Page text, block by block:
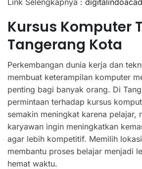
Kursus Komputer
Tangerang Kota
Perkembangan dunia kerja dan
membuat keterampilan komputer
penting bagi banyak orang. Di
permintaan terhadap kursus
semakin meningkat karena pelajar,
karyawan ingin meningkatkan
agar lebih kompetitif. Memilih
membantu proses belajar menjadi
hemat waktu.